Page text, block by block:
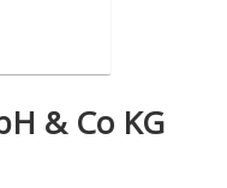
& Co KG